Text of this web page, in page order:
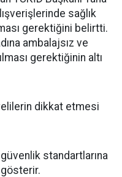
sağlık
gerektiğini belirtti.
ambalajsız ve
gerektiğinin altı
dikkat etmesi
standartlarına